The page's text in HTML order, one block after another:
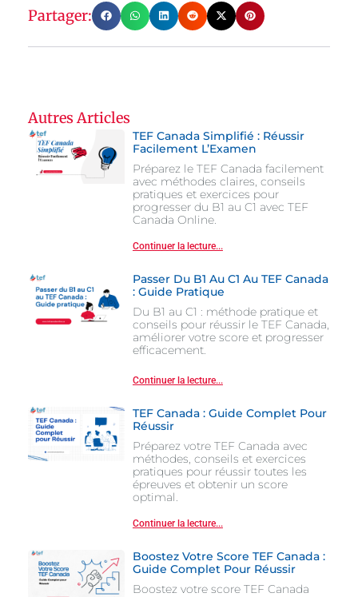
Partager:
Autres Articles
TEF Canada Simplifié : Réussir
Facilement L’Examen
Préparez le TEF Canada facilement
avec méthodes claires, conseils
pratiques et exercices pour
progresser du B1 au C1 avec TEF
Canada Online.
Continuer la lecture...
Passer Du B1 Au C1 Au TEF Canada
: Guide Pratique
Du B1 au C1 : méthode pratique et
conseils pour réussir le TEF Canada,
améliorer votre score et progresser
efficacement.
Continuer la lecture...
TEF Canada : Guide Complet Pour
Réussir
Préparez votre TEF Canada avec
méthodes, conseils et exercices
pratiques pour réussir toutes les
épreuves et obtenir un score
optimal.
Continuer la lecture...
Boostez Votre Score TEF Canada :
Guide Complet Pour Réussir
Boostez votre score TEF Canada